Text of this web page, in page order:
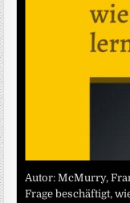
Autor: McMurry,
Frage beschäftigt,